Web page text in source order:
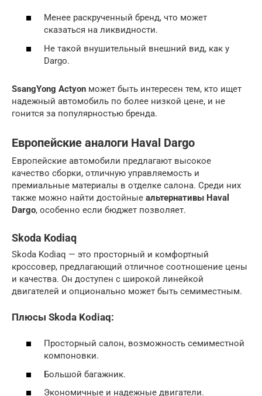
Менее раскрученный бренд, что может
сказаться на ликвидности.
Не такой внушительный внешний вид, как у
Dargo.
SsangYong Actyon может быть интересен тем, кто ищет
надежный автомобиль по более низкой цене, и не
гонится за популярностью бренда.
Европейские аналоги Haval Dargo
Европейские автомобили предлагают высокое
качество сборки, отличную управляемость и
премиальные материалы в отделке салона. Среди них
также можно найти достойные альтернативы Haval
Dargo, особенно если бюджет позволяет.
Skoda Kodiaq
Skoda Kodiaq — это просторный и комфортный
кроссовер, предлагающий отличное соотношение цены
и качества. Он доступен с широкой линейкой
двигателей и опционально может быть семиместным.
Плюсы Skoda Kodiaq:
Просторный салон, возможность семиместной
компоновки.
Большой багажник.
Экономичные и надежные двигатели.